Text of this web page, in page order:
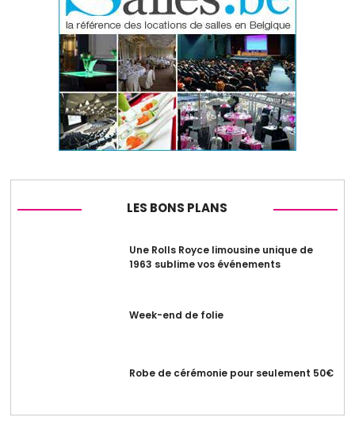
LES BONS PLANS
Une Rolls Royce limousine unique de
1963 sublime vos événements
Week-end de folie
Robe de cérémonie pour seulement 50€